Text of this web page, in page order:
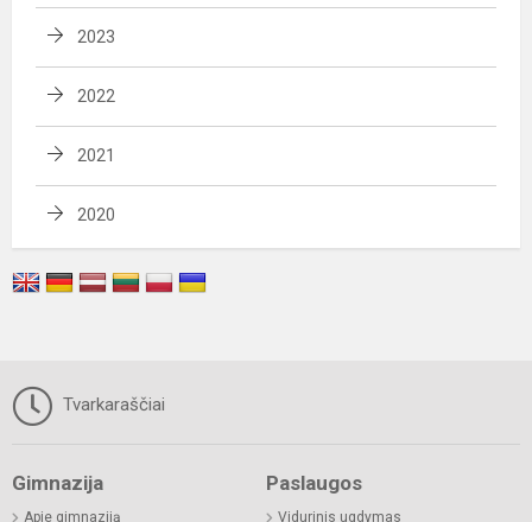
2023
2022
2021
2020
Tvarkaraščiai
Gimnazija
Apie gimnaziją
Paslaugos
Vidurinis ugdymas